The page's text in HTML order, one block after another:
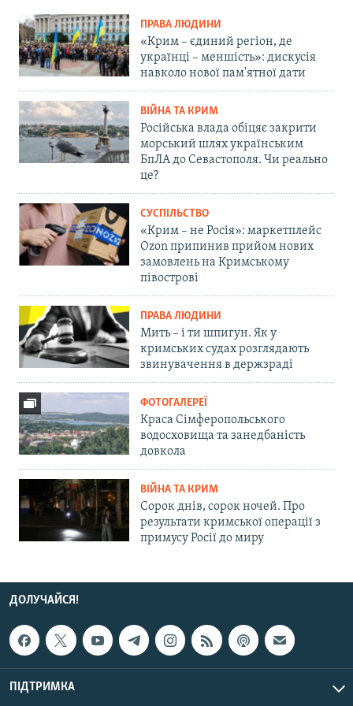
ПРАВА ЛЮДИНИ
«Крим – єдиний регіон, де
українці – меншість»: дискусія
навколо нової пам'ятної дати
ВІЙНА ТА КРИМ
Російська влада обіцяє закрити
морський шлях українським
БпЛА до Севастополя. Чи реально
це?
СУСПІЛЬСТВО
«Крим – не Росія»: маркетплейс
Ozon припинив прийом нових
замовлень на Кримському
півострові
ПРАВА ЛЮДИНИ
Мить – і ти шпигун. Як у
кримських судах розглядають
звинувачення в держзраді
ФОТОГАЛЕРЕЇ
Краса Сімферопольського
водосховища та занедбаність
довкола
ВІЙНА ТА КРИМ
Сорок днів, сорок ночей. Про
результати кримської операції з
примусу Росії до миру
ДОЛУЧАЙСЯ!
ПІДТРИМКА